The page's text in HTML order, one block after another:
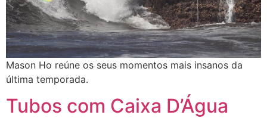
Mason Ho reúne os seus momentos mais insanos da
última temporada.
Tubos com Caixa D’Água